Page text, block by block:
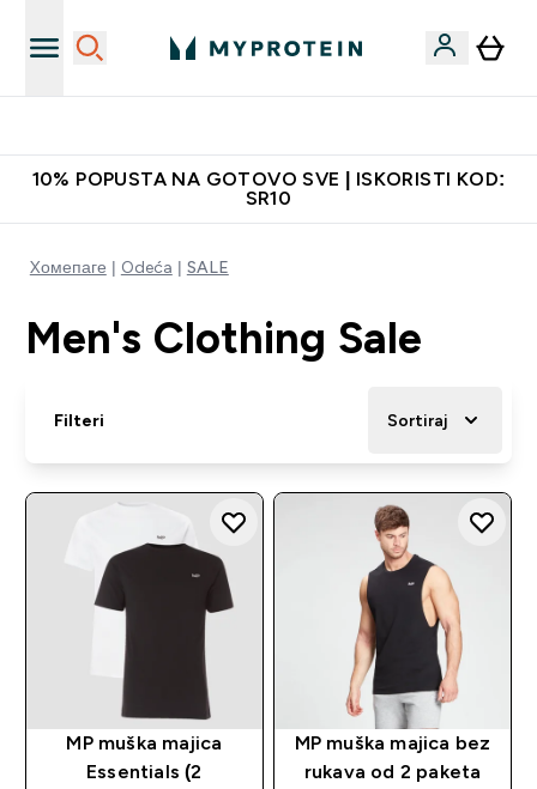
10% POPUSTA NA GOTOVO SVE | ISKORISTI KOD:
SR10
Xомепаге Odeća SALE
Men's Clothing Sale
Filteri Sortiraj
MP muška majica
Essentials (2
MP muška majica bez
rukava od 2 paketa